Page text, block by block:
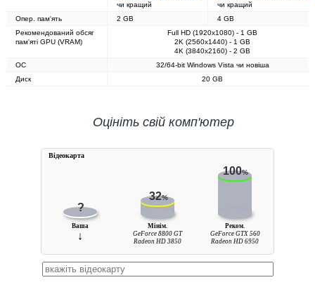
чи кращий
чи кращий
Опер. пам'ять
2 GB
4 GB
Рекомендований обсяг
пам'яті GPU (VRAM)
Full HD (1920x1080) - 1 GB
2K (2560x1440) - 1 GB
4K (3840x2160) - 2 GB
ОС
32/64-bit Windows Vista чи новіша
Диск
20 GB
Оцініть свій комп'ютер
?
32%
100%
Ваша
↓
Мінім.
GeForce 8800 GT
Radeon HD 3850
Реком.
GeForce GTX 560
Radeon HD 6950
Вiдеокарта